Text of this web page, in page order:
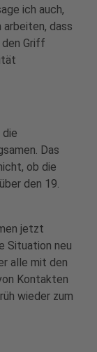
ich auch,
arbeiten, dass
Griff
Das
ob die
den 19.
jetzt
Situation neu
alle mit den
Kontakten
wieder zum